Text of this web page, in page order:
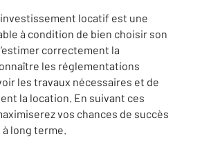
locatif est une
à condition de bien choisir son
correctement la
les réglementations
les travaux nécessaires et de
la location. En suivant ces
vos chances de succès
long terme.